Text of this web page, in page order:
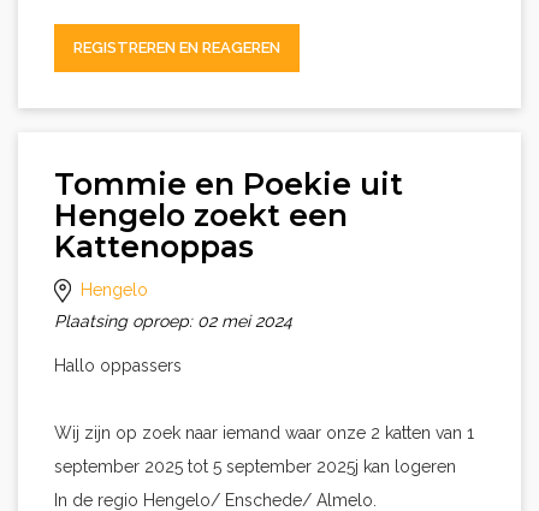
REGISTREREN EN REAGEREN
Tommie en Poekie uit
Hengelo zoekt een
Kattenoppas
Hengelo
Plaatsing oproep: 02 mei 2024
Hallo oppassers
Wij zijn op zoek naar iemand waar onze 2 katten van 1
september 2025 tot 5 september 2025j kan logeren
In de regio Hengelo/ Enschede/ Almelo.